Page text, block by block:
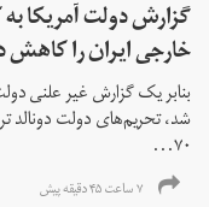
خارجی ایران را کاهش
بنابر یک گزارش غیر علنی
۷۰...
۷ ساعت ۴۵ دقیقه پیش